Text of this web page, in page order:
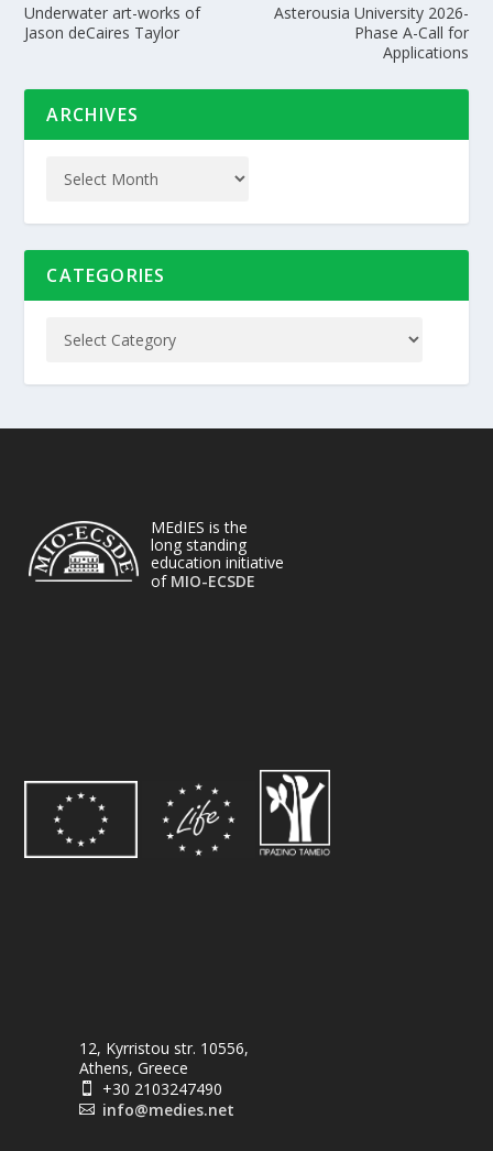
Underwater art-works of
Jason deCaires Taylor
Asterousia University 2026-
Phase A-Call for
Applications
ARCHIVES
CATEGORIES
MEdIES is the
long standing
education initiative
of MIO-ECSDE
12, Kyrristou str. 10556,
Athens, Greece
 +30 2103247490
 info@medies.net